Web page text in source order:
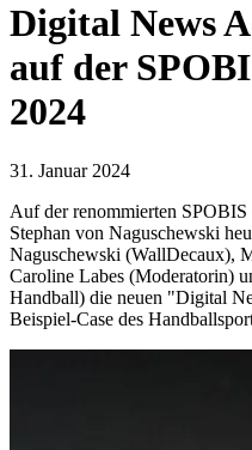
Digital News
auf der
2024
31. Januar 2024
Auf der renommierten
Stephan von Naguschewski
Naguschewski (WallDecaux),
Caroline Labes (Moderatorin)
Handball) die neuen "Digital
Beispiel-Case des